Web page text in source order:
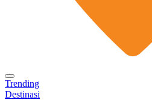
Trending
Destinasi